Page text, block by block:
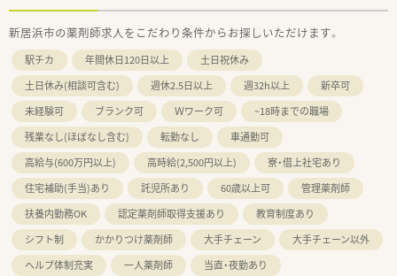
新居浜市の薬剤師求人をこだわり条件からお探しいただけます。
駅チカ 年間休日120日以上
土日祝休み
土日休み(相談可含む)
週休2.5日以上 週32h以上
新卒可
未経験可
ブランク可 Ｗワーク可
~18時までの職場
残業なし(ほぼなし含む)
転勤なし
車通勤可
高給与(600万円以上)
高時給(2,500円以上)
寮・借上社宅あり
住宅補助(手当)あり
託児所あり 60歳以上可
管理薬剤師
扶養内勤務OK
認定薬剤師取得支援あり
教育制度あり
シフト制
かかりつけ薬剤師 大手チェーン
大手チェーン以外
ヘルプ体制充実
一人薬剤師
当直・夜勤あり